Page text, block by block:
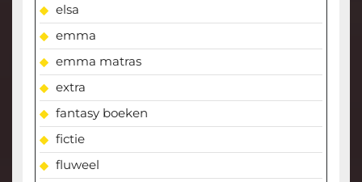
elsa
emma
emma matras
extra
fantasy boeken
fictie
fluweel